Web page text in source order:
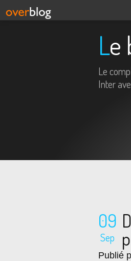
Le
Inter
09
Sep
Publié